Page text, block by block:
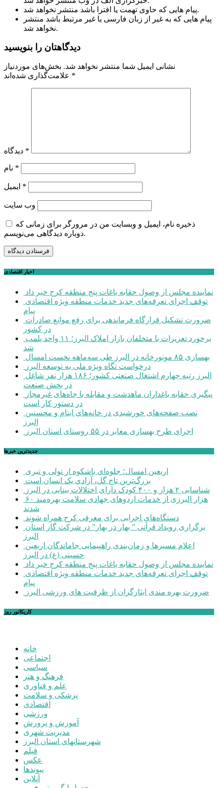
پیام هایی که حاوی تهمت یا افترا باشد منتشر نخواهد شد.
پیام هایی که به غیر از زبان فارسی یا غیر مرتبط باشد منتشر
نخواهد شد.
دیدگاهتان را بنویسید
نشانی ایمیل شما منتشر نخواهد شد. بخش‌های موردنیاز
*
*
*
*
وب‌ سایت
ذخیره نام، ایمیل و وبسایت من در مرورگر برای زمانی که
دوباره دیدگاهی می‌نویسم.
اخبار اقتصادی
نماینده مجلس از وصول حقابه باغات پنج منطقه کرج خبر داد
پیام
در کشور
شد
بهسازی ۸۵ موتورخانه در البرز طی سه‌ماهه نخست امسال
درخواست نگاه ویژه ملی به توسعه البرز
در بخش صنعت
در دستور کار است
البرز
اجرای طرح بهسازی معابر در ۵۵ روستای استان البرز
جديدترين خبرها
اربعین امسال؛ جلوه‌ای باشکوه از تولی و تبری
بزرگ‌ترین تاج گل، آزادی یک انسان است
شناسایی ۲ هزار و ۴۰۰ کودک دارای اختلالات بینایی در البرز
۶۰ هزار البرزی از خدمات اردوهای جهادی سلامت بهره‌مند
شدند
دستگاه‌های اجرایی برای معرفی کرج همراه شوند
البرز
حسینی (ع) در البرز
نماینده مجلس از وصول حقابه باغات پنج منطقه کرج خبر داد
پیام
ضرورت بهره مندی ایثارگران از ظرفیت های ورزشی البرز
کاریکاتور روز
خانه
اجتماعی
سیاسی
فرهنگ و هنر
علم و فناوری
پزشکی و سلامت
اقتصادی
ورزشی
آموزش و پرورش
مدیریت شهری
شهرستانهای استان البرز
فیلم
عکس
پیوندها
آنلاین